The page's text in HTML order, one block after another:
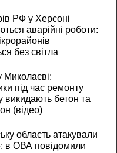
РФ у Херсоні
аварійні роботи:
без світла
Миколаєві:
під час ремонту
викидають бетон та
(відео)
область атакували
в ОВА повідомили